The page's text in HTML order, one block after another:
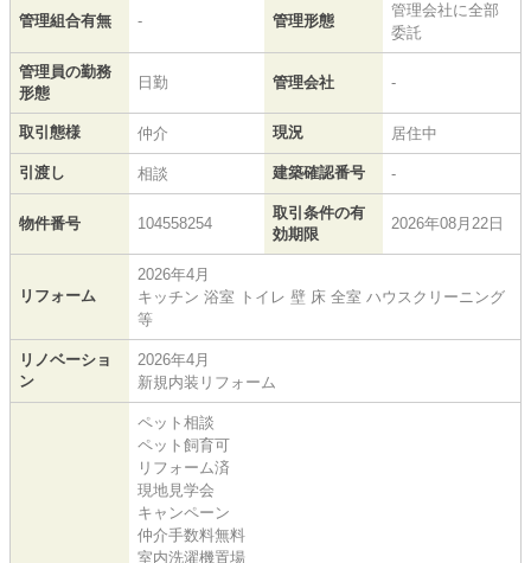
管理組合有無 - 管理形態
管理会社に全部
委託
管理員の勤務
形態
日勤 管理会社 -
取引態様 仲介 現況 居住中
引渡し 相談 建築確認番号 -
物件番号 104558254
取引条件の有
効期限
2026年08月22日
リフォーム
2026年4月
キッチン 浴室 トイレ 壁 床 全室 ハウスクリーニング
等
リノベーショ
ン
2026年4月
新規内装リフォーム
ペット相談
ペット飼育可
リフォーム済
現地見学会
キャンペーン
仲介手数料無料
室内洗濯機置場